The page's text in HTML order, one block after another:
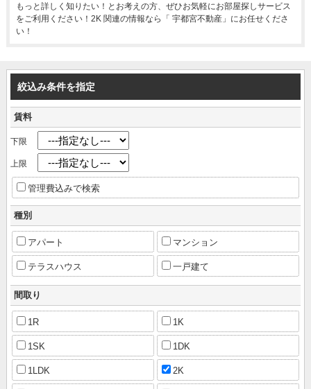
もっと詳しく知りたい！とお考えの方、ぜひお気軽にお部屋探しサービス
をご利用ください！2K 関連の情報なら「 宇都宮不動産」にお任せくださ
い！
絞込み条件を指定
賃料
下限
上限
管理費込みで検索
種別
アパート マンション
テラスハウス 一戸建て
間取り
1R 1K
1SK 1DK
1LDK 2K